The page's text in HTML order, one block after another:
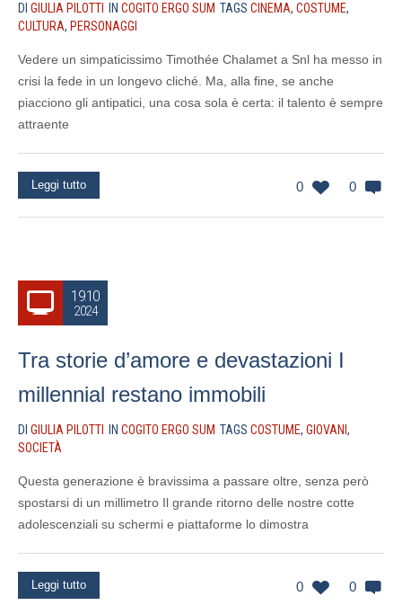
DI GIULIA PILOTTI IN COGITO ERGO SUM TAGS CINEMA, COSTUME,
CULTURA, PERSONAGGI
Vedere un simpaticissimo Timothée Chalamet a Snl ha messo in
crisi la fede in un longevo cliché. Ma, alla fine, se anche
piacciono gli antipatici, una cosa sola è certa: il talento è sempre
attraente
0 0
Leggi tutto
19.10
2024
Tra storie d’amore e devastazioni I
millennial restano immobili
DI GIULIA PILOTTI IN COGITO ERGO SUM TAGS COSTUME, GIOVANI ,
SOCIETÀ
Questa generazione è bravissima a passare oltre, senza però
spostarsi di un millimetro Il grande ritorno delle nostre cotte
adolescenziali su schermi e piattaforme lo dimostra
0 0
Leggi tutto